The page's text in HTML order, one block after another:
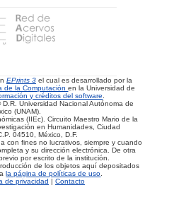
EPrints 3 el cual es desarrollado por la
de la Computaciónen la Universidad de
y créditos del software.
Universidad Nacional Autónoma de
(UNAM).
(IIEc). Circuito Maestro Mario de la
en Humanidades, Ciudad
04510, México, D.F.
con fines no lucrativos, siempre y cuando
y su dirección electrónica. De otra
por escrito de la institución.
de los objetos aquí depositados
la página de políticas de uso.
de privacidad | Contacto